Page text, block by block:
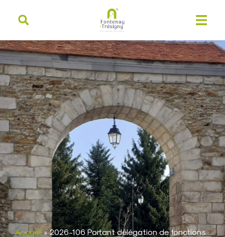
principal
Accueil»2026-106 Portant délégation de fonctions